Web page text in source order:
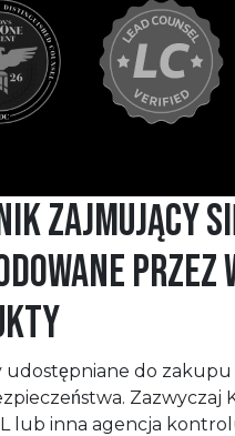
zajmujący
do zakupu
Zazwyczaj
lub inna agencja